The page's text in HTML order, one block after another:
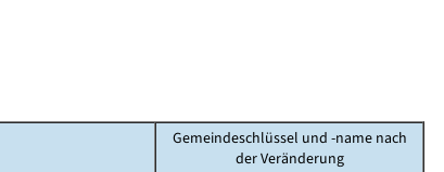
Gemeindeschlüssel und -name nach
der Veränderung